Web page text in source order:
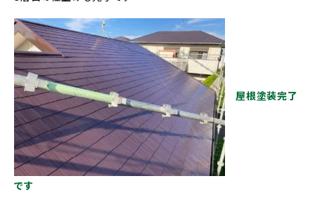
屋根塗装完了
です